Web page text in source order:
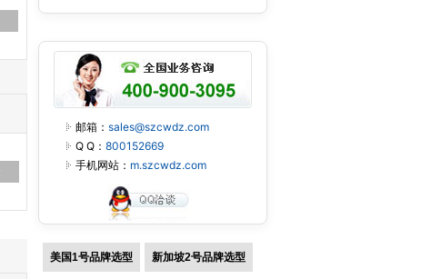
邮箱： sales@szcwdz.com
Q Q： 800152669
手机网站： m.szcwdz.com
美国1号品牌选型 新加坡2号品牌选型